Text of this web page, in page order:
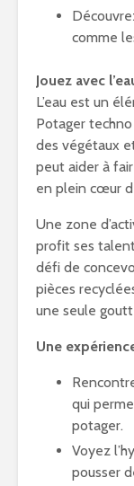
comme
Jouez avec
L’eau est un
Potager
des végétaux
peut aider à
en plein cœur
Une zone
profit ses
défi de
pièces
une seule
Une
qui
potager.
Voyez
pousser